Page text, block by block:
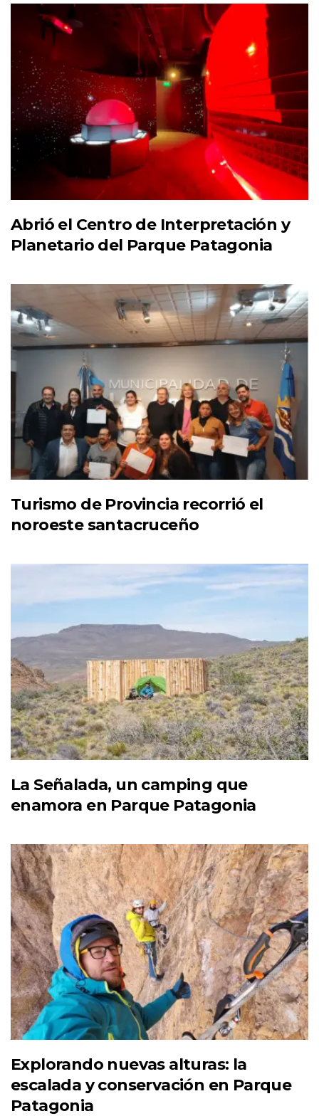
Abrió el Centro de Interpretación y
Planetario del Parque Patagonia
Turismo de Provincia recorrió el
noroeste santacruceño
La Señalada, un camping que
enamora en Parque Patagonia
Explorando nuevas alturas: la
escalada y conservación en Parque
Patagonia